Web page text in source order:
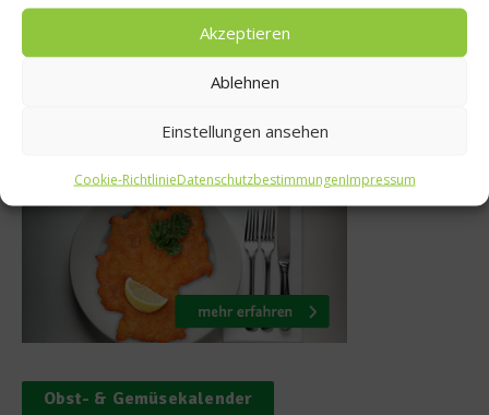
Akzeptieren
Ablehnen
Einstellungen ansehen
Cookie-RichtlinieDatenschutzbestimmungenImpressum
Was isst Deutschland
Obst- & Gemüsekalender